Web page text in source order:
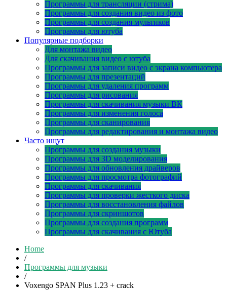
Программы для трансляции (стрима)
Программы для создания видео из фото
Программы для создания мультиков
Программы для ютуба
Популярные подборки
Для монтажа видео
Для скачивания видео с ютуба
Программы для записи видео с экрана компьютера
Программы для презентаций
Программы для удаления программ
Программы для рисования
Программы для скачивания музыки ВК
Программы для изменения голоса
Программы для сканирования
Программы для редактирования и монтажа видео
Часто ищут
Программы для создания музыки
Программы для 3D моделирования
Программы для обновления драйверов
Программы для просмотра фотографий
Программы для скачивания
Программы для проверки жесткого диска
Программы для восстановления файлов
Программы для скриншотов
Программы для создания программ
Программы для скачивания с Ютуба
Home
/
Программы для музыки
/
Voxengo SPAN Plus 1.23 + crack